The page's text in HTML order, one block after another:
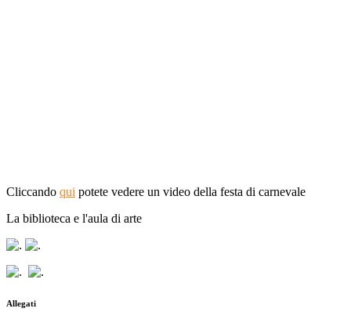
Cliccando qui potete vedere un video della festa di carnevale
La biblioteca e l'aula di arte
Allegati